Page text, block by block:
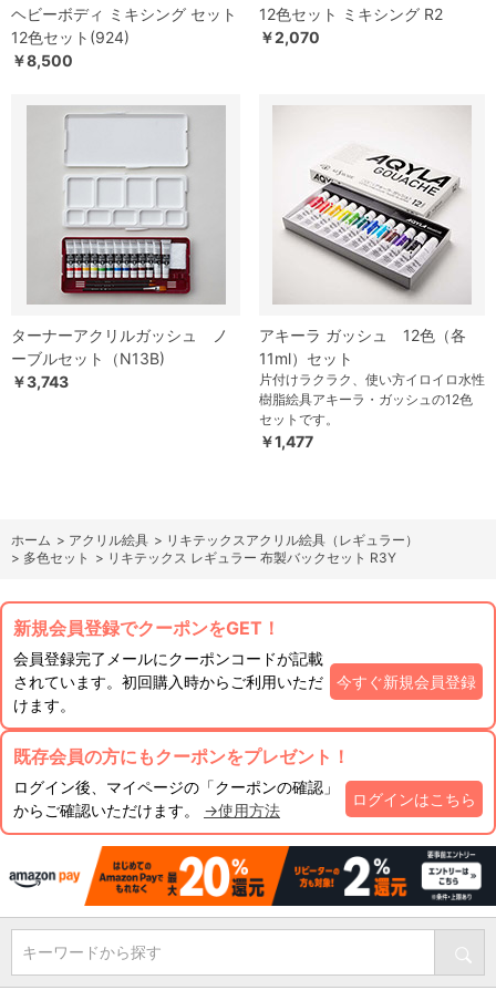
ヘビーボディ ミキシング セット
12色セット(924)
￥8,500
12色セット ミキシング R2
￥2,070
ターナーアクリルガッシュ ノ
ーブルセット（N13B)
￥3,743
アキーラ ガッシュ 12色（各
11ml）セット
片付けラクラク、使い方イロイロ水性
樹脂絵具アキーラ・ガッシュの12色
セットです。
￥1,477
ホーム > アクリル絵具 > リキテックスアクリル絵具（レギュラー）
> 多色セット > リキテックス レギュラー 布製バックセット R3Y
新規会員登録でクーポンをGET！
会員登録完了メールにクーポンコードが記載
されています。初回購入時からご利用いただ
けます。
今すぐ新規会員登録
既存会員の方にもクーポンをプレゼント！
ログイン後、マイページの「クーポンの確認」
からご確認いただけます。 →使用方法
ログインはこちら
キーワードから探す